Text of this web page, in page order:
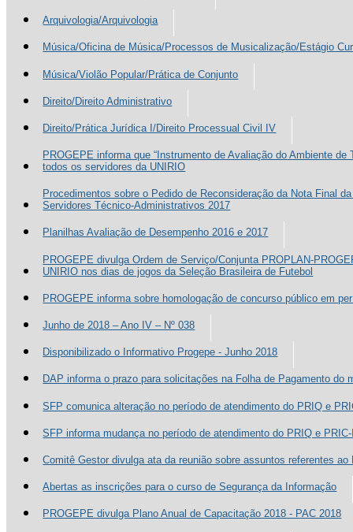
Arquivologia/Arquivologia
Música/Oficina de Música/Processos de Musicalização/Estágio
Música/Violão Popular/Prática de Conjunto
Direito/Direito Administrativo
Direito/Prática Jurídica I/Direito Processual Civil IV
PROGEPE informa que “Instrumento de Avaliação do Ambiente de
todos os servidores da UNIRIO
Procedimentos sobre o Pedido de Reconsideração da Nota Final
Servidores Técnico-Administrativos 2017
Planilhas Avaliação de Desempenho 2016 e 2017
PROGEPE divulga Ordem de Serviço/Conjunta PROPLAN-
UNIRIO nos dias de jogos da Seleção Brasileira de Futebol
PROGEPE informa sobre homologação de concurso público em
Junho de 2018 – Ano IV – Nº 038
Disponibilizado o Informativo Progepe - Junho 2018
DAP informa o prazo para solicitações na Folha de Pagamento do
SFP comunica alteração no período de atendimento do PRIQ e
SFP informa mudança no período de atendimento do PRIQ e
Comitê Gestor divulga ata da reunião sobre assuntos referentes ao
Abertas as inscrições para o curso de Segurança da Informação
PROGEPE divulga Plano Anual de Capacitação 2018 - PAC 2018